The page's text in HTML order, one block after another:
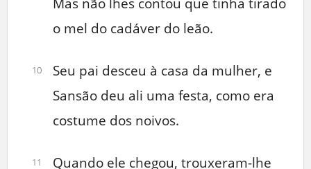
o mel do cadáver do leão.
10
Seu pai desceu à casa da mulher, e
Sansão deu ali uma festa, como era
costume dos noivos.
11
Quando ele chegou, trouxeram-lhe